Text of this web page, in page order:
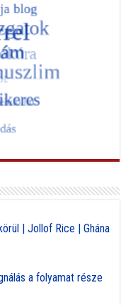
| Jollof Rice | Ghána
a folyamat része